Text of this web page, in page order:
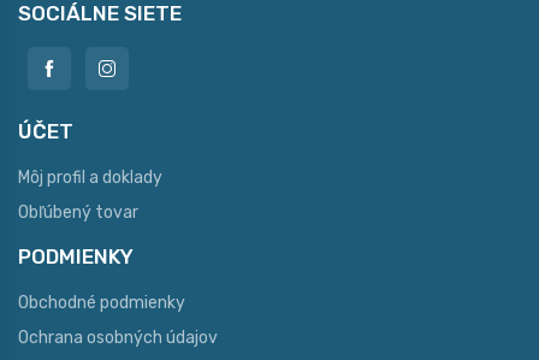
SOCIÁLNE SIETE
ÚČET
Môj profil a doklady
Obľúbený tovar
PODMIENKY
Obchodné podmienky
Ochrana osobných údajov